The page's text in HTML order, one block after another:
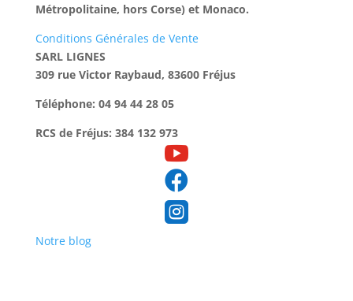
Métropolitaine, hors Corse) et Monaco.
Conditions Générales de Vente
SARL LIGNES
309 rue Victor Raybaud, 83600 Fréjus
Téléphone: 04 94 44 28 05
RCS de Fréjus: 384 132 973



Notre blog